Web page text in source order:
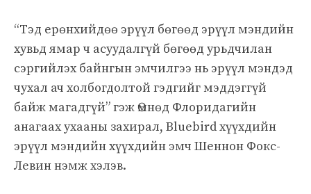
“Тэд ерөнхийдөө эрүүл бөгөөд эрүүл мэндийн
хувьд ямар ч асуудалгүй бөгөөд урьдчилан
сэргийлэх байнгын эмчилгээ нь эрүүл мэндэд
чухал ач холбогдолтой гэдгийг мэддэггүй
байж магадгүй” гэж Өмнөд Флоридагийн
анагаах ухааны захирал, Bluebird хүүхдийн
эрүүл мэндийн хүүхдийн эмч Шеннон Фокс-
Левин нэмж хэлэв.